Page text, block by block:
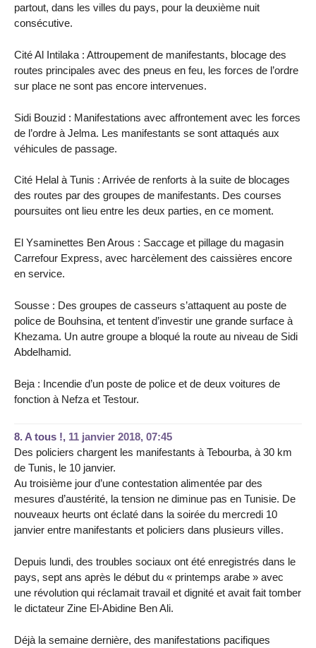
partout, dans les villes du pays, pour la deuxième nuit
consécutive.
Cité Al Intilaka : Attroupement de manifestants, blocage des
routes principales avec des pneus en feu, les forces de l’ordre
sur place ne sont pas encore intervenues.
Sidi Bouzid : Manifestations avec affrontement avec les forces
de l’ordre à Jelma. Les manifestants se sont attaqués aux
véhicules de passage.
Cité Helal à Tunis : Arrivée de renforts à la suite de blocages
des routes par des groupes de manifestants. Des courses
poursuites ont lieu entre les deux parties, en ce moment.
El Ysaminettes Ben Arous : Saccage et pillage du magasin
Carrefour Express, avec harcèlement des caissières encore
en service.
Sousse : Des groupes de casseurs s’attaquent au poste de
police de Bouhsina, et tentent d’investir une grande surface à
Khezama. Un autre groupe a bloqué la route au niveau de Sidi
Abdelhamid.
Beja : Incendie d’un poste de police et de deux voitures de
fonction à Nefza et Testour.
8. A tous !, 11 janvier 2018, 07:45
Des policiers chargent les manifestants à Tebourba, à 30 km
de Tunis, le 10 janvier.
Au troisième jour d’une contestation alimentée par des
mesures d’austérité, la tension ne diminue pas en Tunisie. De
nouveaux heurts ont éclaté dans la soirée du mercredi 10
janvier entre manifestants et policiers dans plusieurs villes.
Depuis lundi, des troubles sociaux ont été enregistrés dans le
pays, sept ans après le début du « printemps arabe » avec
une révolution qui réclamait travail et dignité et avait fait tomber
le dictateur Zine El-Abidine Ben Ali.
Déjà la semaine dernière, des manifestations pacifiques